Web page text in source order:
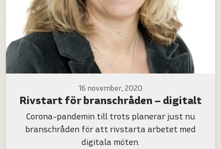
16 november, 2020
Rivstart för branschråden – digitalt
Corona-pandemin till trots planerar just nu
branschråden för att rivstarta arbetet med
digitala möten.